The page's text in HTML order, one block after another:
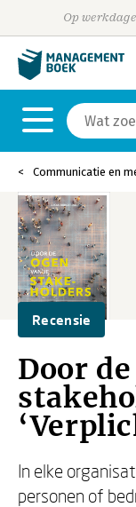
Op
Communicatie en
Recensie
Door
In elke
personen of